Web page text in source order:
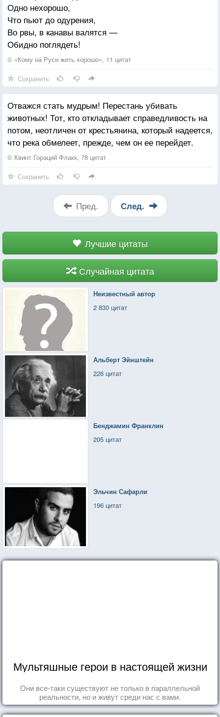
Одно нехорошо,
Что пьют до одурения,
Во рвы, в канавы валятся —
Обидно поглядеть!
© «Кому на Руси жить хорошо», 11 цитат
Сохранить
Отважся стать мудрым! Перестань убивать
животных! Тот, кто откладывает справедливость на
потом, неотличен от крестьянина, который надеется,
что река обмелеет, прежде, чем он ее перейдет.
© Квинт Гораций Флакк, 78 цитат
Сохранить
Пред. След.
Лучшие цитаты
Случайная цитата
Неизвестный автор
2 830 цитат
Альберт Эйнштейн
226 цитат
Бенджамин Франклин
205 цитат
Эльчин Сафарли
196 цитат
Мультяшные герои в настоящей жизни
Они все-таки существуют не только в параллельной
реальности, но и живут среди нас с вами.